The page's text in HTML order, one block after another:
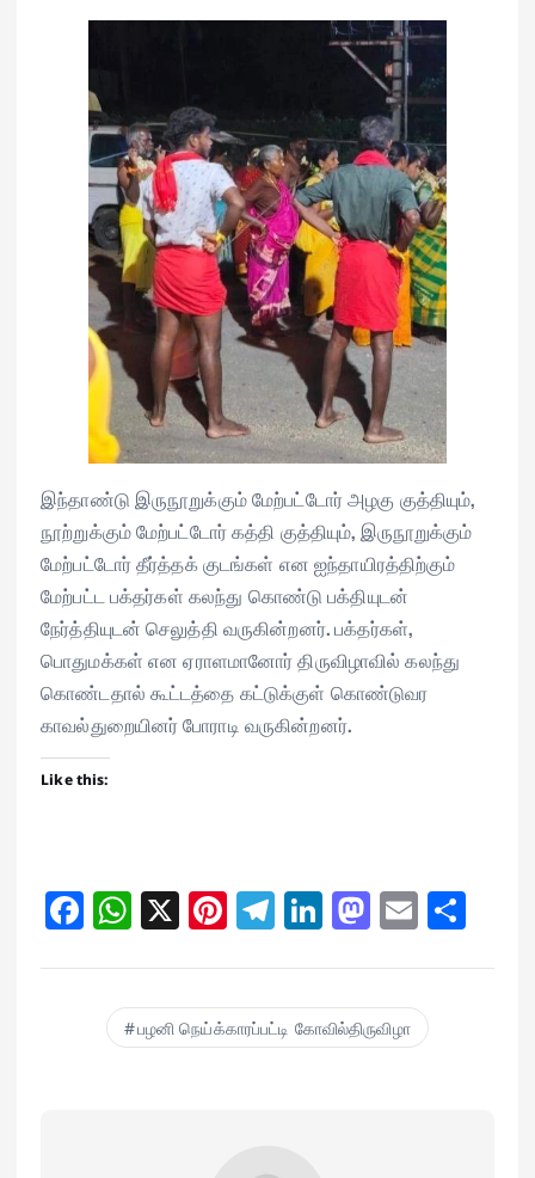
இந்தாண்டு இருநூறுக்கும் மேற்பட்டோர் அழகு குத்தியும்,
நூற்றுக்கும் மேற்பட்டோர் கத்தி குத்தியும், இருநூறுக்கும்
மேற்பட்டோர் தீர்த்தக் குடங்கள் என ஐந்தாயிரத்திற்கும்
மேற்பட்ட பக்தர்கள் கலந்து கொண்டு பக்தியுடன்
நேர்த்தியுடன் செலுத்தி வருகின்றனர். பக்தர்கள்,
பொதுமக்கள் என ஏராளமானோர் திருவிழாவில் கலந்து
கொண்டதால் கூட்டத்தை கட்டுக்குள் கொண்டுவர
காவல்துறையினர் போராடி வருகின்றனர்.
Like this:
Fa
ce
bo
ok
W
ha
ts
A
pp
X Pi
nt
er
es
t
Te
le
gr
a
m
Li
nk
ed
In
M
as
to
do
n
E
m
ail e
பழனி நெய்க்காரப்பட்டி கோவில்திருவிழா